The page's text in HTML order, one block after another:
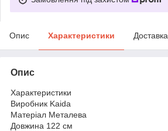
Опис Характеристики Доставка
Опис
Характеристики
Виробник Kaida
Матеріал Металева
Довжина 122 см